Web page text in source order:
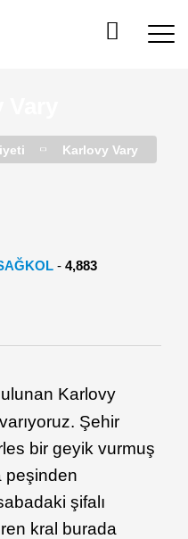
Karlovy Vary
- 4,883
Karlovy
Şehir
bir geyik vurmuş
peşinden
şifalı
kral burada